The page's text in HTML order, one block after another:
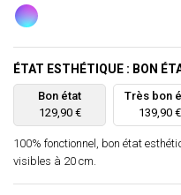
ÉTAT ESTHÉTIQUE : BON
Bon état
129,90 €
Très bon
139,90 €
100% fonctionnel, bon état
visibles à 20 cm.